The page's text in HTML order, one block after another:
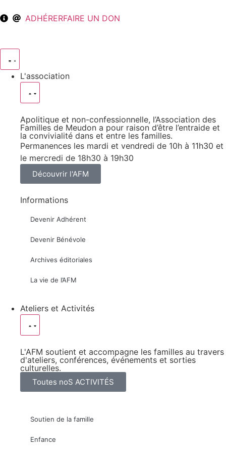
ADHÉRERFAIRE UN DON
L'association
Apolitique et non-confessionnelle, l’Association des
Familles de Meudon a pour raison d’être l’entraide et
la convivialité dans et entre les familles.
Permanences les mardi et vendredi de 10h à 11h30 et
le mercredi de 18h30 à 19h30
Découvrir l'AFM
Informations
Devenir Adhérent
Devenir Bénévole
Archives éditoriales
La vie de l’AFM
Ateliers et Activités
L'AFM soutient et accompagne les familles au travers
d'ateliers, conférences, événements et sorties
culturelles.
Toutes noS ACTIVITÉS
Soutien de la famille
Enfance